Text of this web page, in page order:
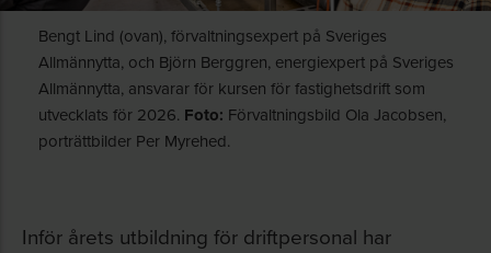
Bengt Lind (ovan), förvaltningsexpert på Sveriges
Allmännytta, och Björn Berggren, energiexpert på Sveriges
Allmännytta, ansvarar för kursen för fastighetsdrift som
utvecklats för 2026. Foto: Förvaltningsbild Ola Jacobsen,
porträttbilder Per Myrehed.
Inför årets utbildning för driftpersonal har